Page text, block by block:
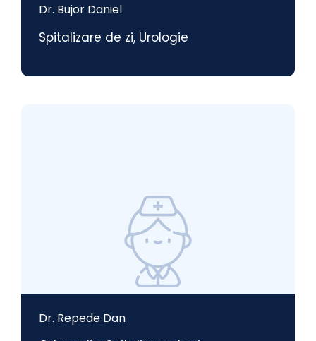
Dr. Bujor Daniel
Spitalizare de zi, Urologie
Dr. Repede Dan